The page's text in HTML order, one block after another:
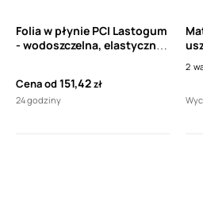
Folia w płynie PCI Lastogum
- wodoszczelna, elastyczna,
łazienkach i natryskach
Cena od151,42zł
24 godziny
2